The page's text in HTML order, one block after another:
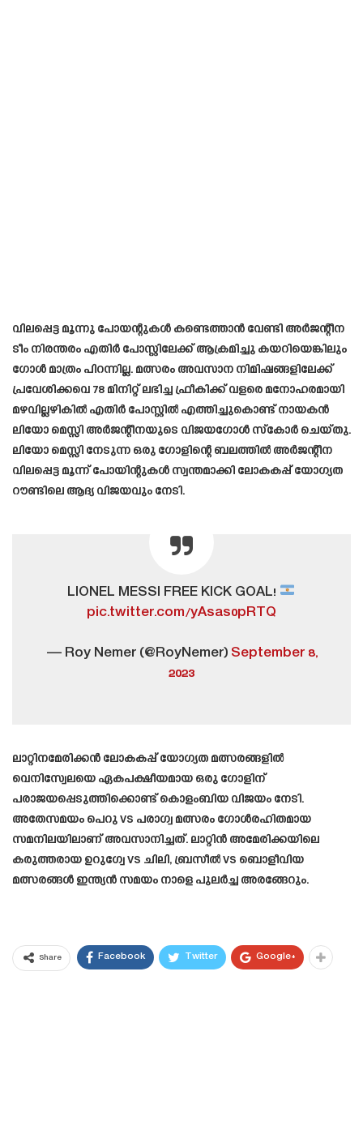
വിലപ്പെട്ട മൂന്നു പോയന്റുകൾ കണ്ടെത്താൻ വേണ്ടി അർജന്റീന
ടീം നിരന്തരം എതിർ പോസ്റ്റിലേക്ക് ആക്രമിച്ചു കയറിയെങ്കിലും
ഗോൾ മാത്രം പിറന്നില്ല. മത്സരം അവസാന നിമിഷങ്ങളിലേക്ക്
പ്രവേശിക്കവെ 78 മിനിറ്റ് ലഭിച്ച ഫ്രീകിക്ക് വളരെ മനോഹരമായി
മഴവില്ലഴികിൽ എതിർ പോസ്റ്റിൽ എത്തിച്ചുകൊണ്ട് നായകൻ
ലിയോ മെസ്സി അർജന്റീനയുടെ വിജയഗോൾ സ്കോർ ചെയ്തു.
ലിയോ മെസ്സി നേടുന്ന ഒരു ഗോളിന്റെ ബലത്തിൽ അർജന്റീന
വിലപ്പെട്ട മൂന്ന് പോയിന്റുകൾ സ്വന്തമാക്കി ലോകകപ്പ് യോഗ്യത
റൗണ്ടിലെ ആദ്യ വിജയവും നേടി.
LIONEL MESSI FREE KICK GOAL!
pic.twitter.com/yAsas0pRTQ
— Roy Nemer (@RoyNemer) September 8,
2023
ലാറ്റിനമേരിക്കൻ ലോകകപ്പ് യോഗ്യത മത്സരങ്ങളിൽ
വെനിസ്വേലയെ ഏകപക്ഷീയമായ ഒരു ഗോളിന്
പരാജയപ്പെടുത്തിക്കൊണ്ട് കൊളംബിയ വിജയം നേടി.
അതേസമയം പെറു vs പരാഗ്വ മത്സരം ഗോൾരഹിതമായ
സമനിലയിലാണ് അവസാനിച്ചത്. ലാറ്റിൻ അമേരിക്കയിലെ
കരുത്തരായ ഉറുഗ്വേ vs ചിലി, ബ്രസീൽ vs ബൊളീവിയ
മത്സരങ്ങൾ ഇന്ത്യൻ സമയം നാളെ പുലർച്ച അരങ്ങേറും.
Share Facebook Twitter Google+